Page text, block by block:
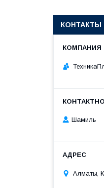
КОНТАКТЫ
Шамиль
Алматы,